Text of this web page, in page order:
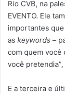
Rio CVB, na
EVENTO. Ele
importantes que
as keywords –
com quem você
você
E a terceira e